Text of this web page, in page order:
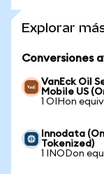
Explorar
Conversiones
VanEck Oil
Mobile US
1 OIHon
Innodata
Tokenized)
1 INODon